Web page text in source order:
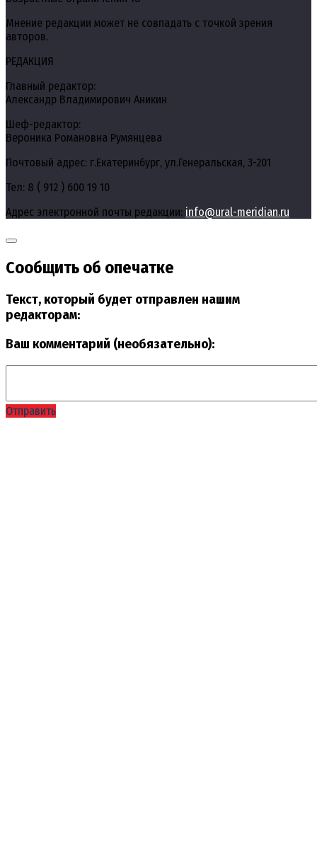
Мнение редакции может не совпадать с точкой зрения
авторов.
РЕДАКЦИЯ
Главный редактор:
Александр Владимирович Аникин
Шеф-редактор:
Вероника Романовна Румянцева
Почтовый адрес: г.Екатеринбург, ул.Генеральская, 3-201
Тел: 8 ( 912 ) 600 19 10
Адрес электронной почты редакции: info@ural-meridian.ru
Сообщить об опечатке
Текст, который будет отправлен нашим
редакторам:
Ваш комментарий (необязательно):
Отправить